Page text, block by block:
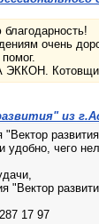
очень
ЭККОН.
из
чего
"Вектор
17 97